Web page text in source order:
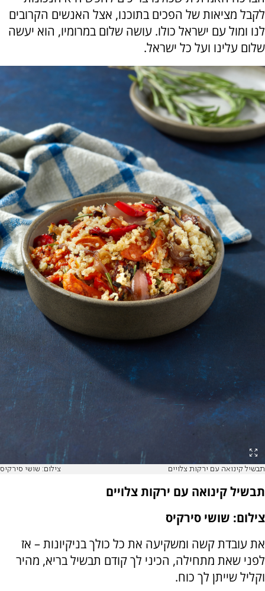
לקבל מציאות של הפכים בתוכנו, אצל האנשים הקרובים
לנו ומול עם ישראל כולו. עושה שלום במרומיו, הוא יעשה
שלום עלינו ועל כל ישראל.
תבשיל קינואה עם ירקות צלויים צילום: שושי סירקיס
תבשיל קינואה עם ירקות צלויים
צילום: שושי סירקיס
את עובדת קשה ומשקיעה את כל כולך בניקיונות – אז
לפני שאת מתחילה, הכיני לך קודם תבשיל בריא, מהיר
וקליל שייתן לך כוח.